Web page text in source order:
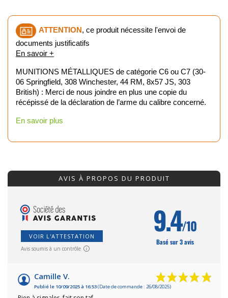
ATTENTION, ce produit nécessite l'envoi de
documents justificatifs
En savoir +
MUNITIONS MÉTALLIQUES de catégorie C6 ou C7 (30-
06 Springfield, 308 Winchester, 44 RM, 8x57 JS, 303
British) : Merci de nous joindre en plus une copie du
récépissé de la déclaration de l’arme du calibre concerné.
En savoir plus
AVIS À PROPOS DU PRODUIT
VOIR L'ATTESTATION
Avis soumis à un contrôle
9.4/10
Basé sur 3 avis
Camille V.
Publié le 10/09/2025 à 16:53(Date de commande : 26/08/2025)